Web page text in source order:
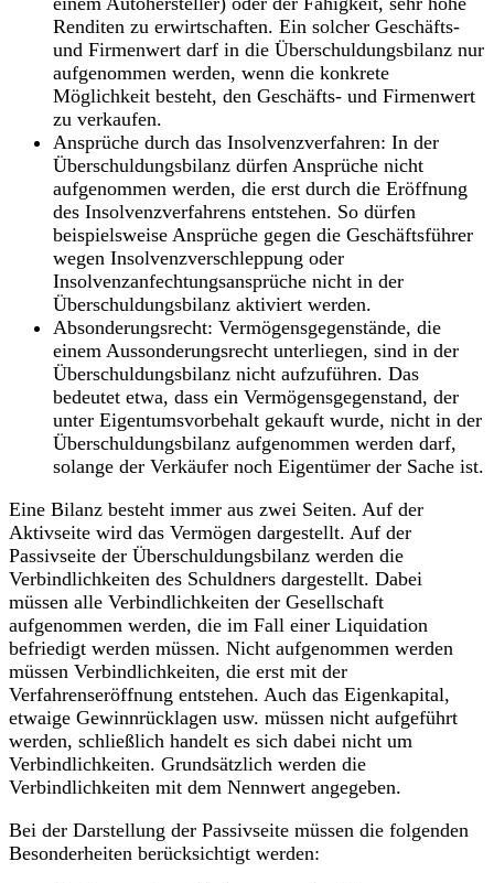
Renditen zu erwirtschaften. Ein solcher Geschäfts-
und Firmenwert darf in die Überschuldungsbilanz nur
aufgenommen werden, wenn die konkrete
Möglichkeit besteht, den Geschäfts- und Firmenwert
zu verkaufen.
Ansprüche durch das Insolvenzverfahren: In der
Überschuldungsbilanz dürfen Ansprüche nicht
aufgenommen werden, die erst durch die Eröffnung
des Insolvenzverfahrens entstehen. So dürfen
beispielsweise Ansprüche gegen die Geschäftsführer
wegen Insolvenzverschleppung oder
Insolvenzanfechtungsansprüche nicht in der
Überschuldungsbilanz aktiviert werden.
Absonderungsrecht: Vermögensgegenstände, die
einem Aussonderungsrecht unterliegen, sind in der
Überschuldungsbilanz nicht aufzuführen. Das
bedeutet etwa, dass ein Vermögensgegenstand, der
unter Eigentumsvorbehalt gekauft wurde, nicht in der
Überschuldungsbilanz aufgenommen werden darf,
solange der Verkäufer noch Eigentümer der Sache ist.
Eine Bilanz besteht immer aus zwei Seiten. Auf der
Aktivseite wird das Vermögen dargestellt. Auf der
Passivseite der Überschuldungsbilanz werden die
Verbindlichkeiten des Schuldners dargestellt. Dabei
müssen alle Verbindlichkeiten der Gesellschaft
aufgenommen werden, die im Fall einer Liquidation
befriedigt werden müssen. Nicht aufgenommen werden
müssen Verbindlichkeiten, die erst mit der
Verfahrenseröffnung entstehen. Auch das Eigenkapital,
etwaige Gewinnrücklagen usw. müssen nicht aufgeführt
werden, schließlich handelt es sich dabei nicht um
Verbindlichkeiten. Grundsätzlich werden die
Verbindlichkeiten mit dem Nennwert angegeben.
Bei der Darstellung der Passivseite müssen die folgenden
Besonderheiten berücksichtigt werden: